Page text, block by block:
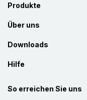
Produkte
Über uns
Downloads
Hilfe
So erreichen Sie uns